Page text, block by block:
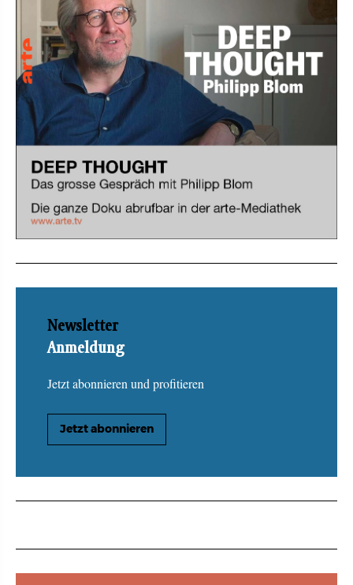
Newsletter
Anmeldung
Jetzt abonnieren und profitieren
Jetzt abonnieren